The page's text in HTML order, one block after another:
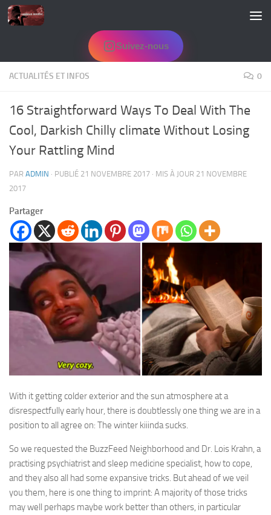
Skip to content
Suivez-nous
ACTUALITÉS ET INFOS 0
16 Straightforward Ways To Deal With The
Cool, Darkish Chilly climate Without Losing
Your Rattling Mind
PAR ADMIN · PUBLIÉ 21 NOVEMBRE 2017 · MIS À JOUR 21 NOVEMBRE
2017
Partager
With it getting colder exterior and the sun atmosphere at a
disrespectfully early hour, there is doubtlessly one thing we are in a
position to all agree on: The winter kiiinda sucks.
So we requested the BuzzFeed Neighborhood and Dr. Lois Krahn, a
practising psychiatrist and sleep medicine specialist, how to cope,
and they also all had some expansive tricks. But ahead of we veil
you them, here is one thing to imprint: A majority of those tricks
may well perhaps maybe work better than others, in particular